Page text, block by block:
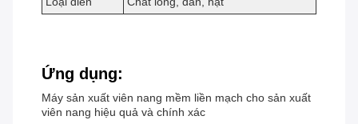
Ứng dụng:
Máy sản xuất viên nang mềm liền mạch cho sản xuất
viên nang hiệu quả và chính xác